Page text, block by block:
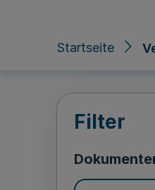
Startseite
Filter